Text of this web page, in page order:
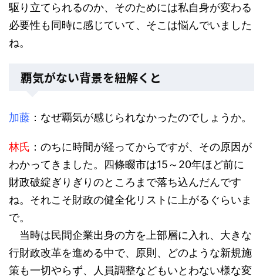
駆り立てられるのか、そのためには私自身が変わる
必要性も同時に感じていて、そこは悩んでいました
ね。
覇気がない背景を紐解くと
加藤 ：なぜ覇気が感じられなかったのでしょうか。
林氏 ：のちに時間が経ってからですが、その原因が
わかってきました。四條畷市は15～20年ほど前に
財政破綻ぎりぎりのところまで落ち込んだんです
ね。それこそ財政の健全化リストに上がるぐらいま
で。
当時は民間企業出身の方を上部層に入れ、大きな
行財政改革を進める中で、原則、どのような新規施
策も一切やらず、人員調整などもいとわない様な変